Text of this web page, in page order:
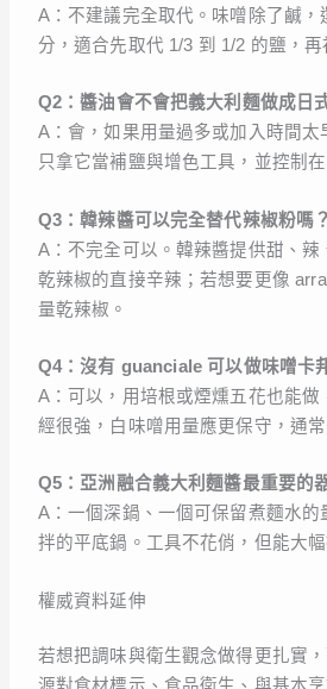
A：不建議完全取代。味噌除了鹹，
分，適合先取代 1/3 到 1/2 的鹽，再
Q2：醬油會不會把義大利麵做成日
A：會，如果用量過多或加入時間太
只拿它當補鹽與增色工具，並控制
Q3：韓辣醬可以完全替代辣椒粉嗎？
A：不完全可以。韓辣醬提供甜、辣
乾辣椒的直接辛辣；若想要更像
量乾辣椒。
Q4：沒有 guanciale 可以做味噌卡
A：可以，用培根或煙燻五花也能做
經很強，白味噌用量應更保守，通
Q5：亞洲融合義大利麵醬最重要的
A：一個深鍋、一個可保留煮麵水的
拌的平底鍋。工具不花俏，但能大
權威資料延伸
若想把調味與衛生觀念做得更扎實
源對食材標示、食品衛生、與基本